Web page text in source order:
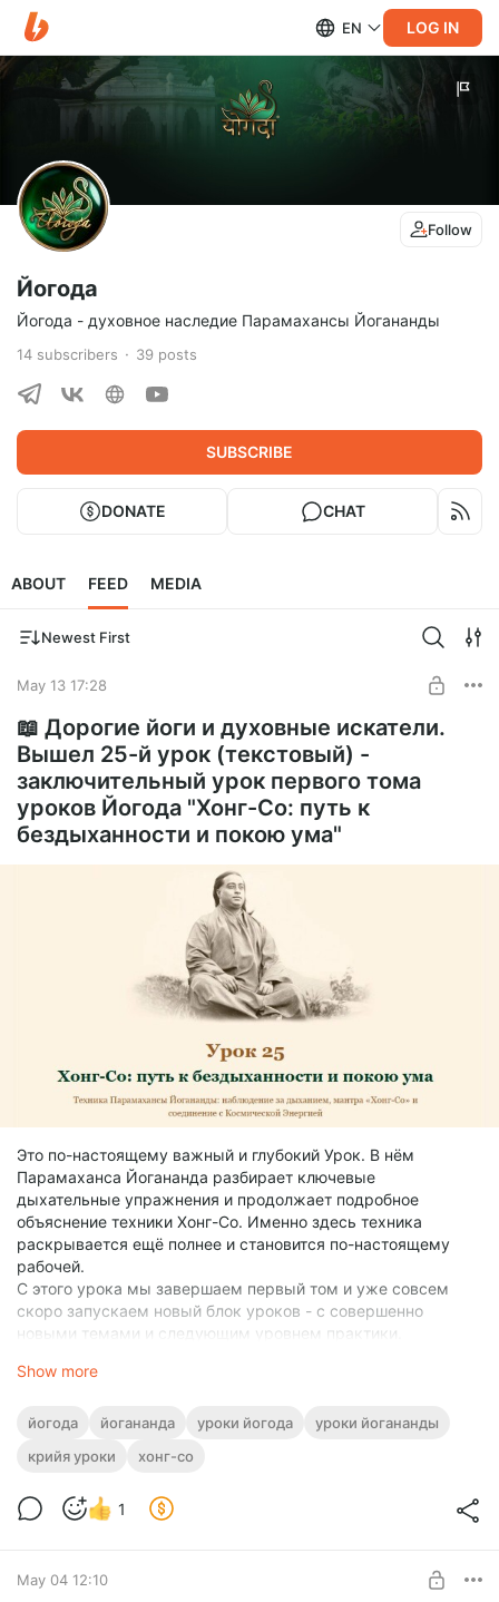
EN LOG IN
Follow
Йогода
Йогода - духовное наследие Парамахансы Йогананды
14 subscribers 39 posts
SUBSCRIBE
DONATE CHAT
ABOUT FEED MEDIA
Newest First
May 13 17:28
📖 Дорогие йоги и духовные искатели.
Вышел 25-й урок (текстовый) -
заключительный урок первого тома
уроков Йогода "Хонг-Со: путь к
бездыханности и покою ума"
Это по-настоящему важный и глубокий Урок. В нём
Парамаханса Йогананда разбирает ключевые
дыхательные упражнения и продолжает подробное
объяснение техники Хонг-Со. Именно здесь техника
раскрывается ещё полнее и становится по-настоящему
рабочей.
С этого урока мы завершаем первый том и уже совсем
скоро запускаем новый блок уроков - с совершенно
новыми темами и следующим уровнем практики.
Аудио- и видео-версии тоже в процессе - мы про них тоже
было ещё удобнее заниматься.
уроков):
А вот и сам новый Урок:
С любовью! Ваша Йогода
Show more
йогода йогананда уроки йогода
уроки йогананды
крийя уроки
хонг-со
1
May 04 12:10